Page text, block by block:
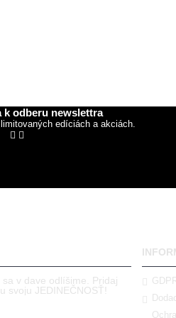
k odberu newslettra
edíciách a akciách.
v dave odlíšime. Pridaj
svoju JEDINEČNOSŤ!